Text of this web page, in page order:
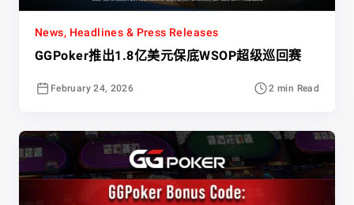
News, Headlines & Press Releases
GGPoker推出1.8亿美元保底WSOP超级巡回赛
February 24, 2026 2 min Read